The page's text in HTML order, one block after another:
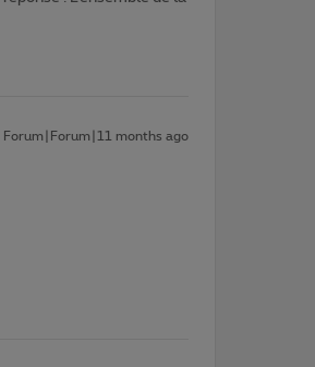
Forum|Forum|11 months ago